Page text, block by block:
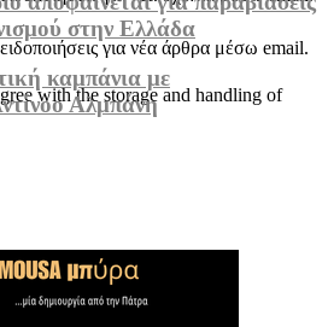
στην Ελλάδα
καμπάνια με
Αλμπάνη
για νέα άρθρα μέσω email.
with the storage and handling of